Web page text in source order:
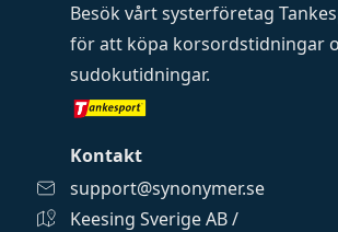
Besök vårt systerföretag
för att köpa korsordstidningar
sudokutidningar.
Kontakt
support@synonymer.se
Keesing Sverige AB /